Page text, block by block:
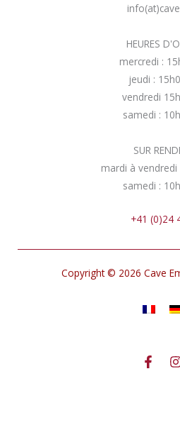
HEURES
mercredi :
jeudi :
vendredi
samedi :
SUR
mardi à
samedi :
+41 (0)24
Copyright © 2026 Cave